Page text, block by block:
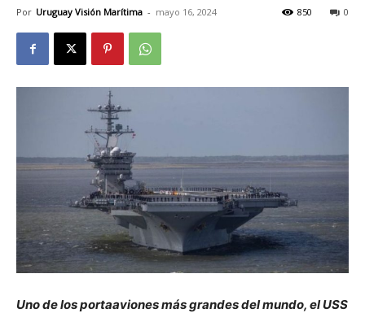
Por Uruguay Visión Marítima - mayo 16, 2024 0
850
Uno de los portaaviones más grandes del mundo, el USS